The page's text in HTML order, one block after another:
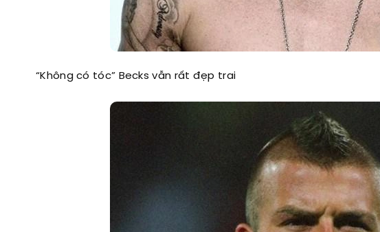
“Không có tóc” Becks vẫn rất đẹp trai